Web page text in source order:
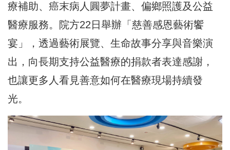
療補助、癌末病人圓夢計畫、偏鄉照護及公益
醫療服務。院方22日舉辦「慈善感恩藝術饗
宴」，透過藝術展覽、生命故事分享與音樂演
出，向長期支持公益醫療的捐款者表達感謝，
也讓更多人看見善意如何在醫療現場持續發
光。